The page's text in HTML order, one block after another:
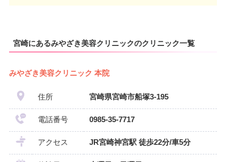
宮崎にあるみやざき美容クリニックのクリニック一覧
みやざき美容クリニック 本院
住所 宮崎県宮崎市船塚3-195
電話番号 0985-35-7717
アクセス JR宮崎神宮駅 徒歩22分/車5分